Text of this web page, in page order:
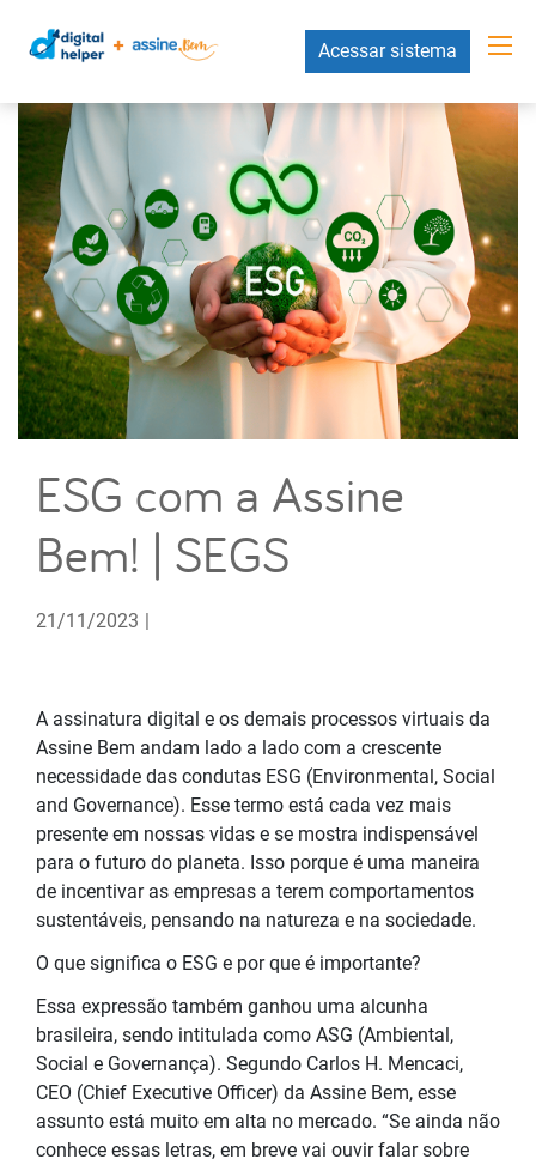
Acessar sistema
ESG com a Assine
Bem! | SEGS
21/11/2023 |
A assinatura digital e os demais processos virtuais da
Assine Bem andam lado a lado com a crescente
necessidade das condutas ESG (Environmental, Social
and Governance). Esse termo está cada vez mais
presente em nossas vidas e se mostra indispensável
para o futuro do planeta. Isso porque é uma maneira
de incentivar as empresas a terem comportamentos
sustentáveis, pensando na natureza e na sociedade.
O que significa o ESG e por que é importante?
Essa expressão também ganhou uma alcunha
brasileira, sendo intitulada como ASG (Ambiental,
Social e Governança). Segundo Carlos H. Mencaci,
CEO (Chief Executive Officer) da Assine Bem, esse
assunto está muito em alta no mercado. “Se ainda não
conhece essas letras, em breve vai ouvir falar sobre